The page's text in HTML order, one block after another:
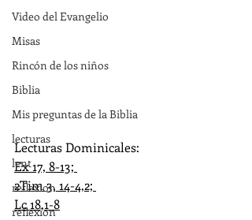
Video del Evangelio
Misas
Rincón de los niños
Biblia
Mis preguntas de la Biblia
lecturas
lent
reflexion
reflexion
Lecturas Dominicales:
Ex 17, 8-13;
2Tim 3, 14-4,2;
Lc 18,1-8